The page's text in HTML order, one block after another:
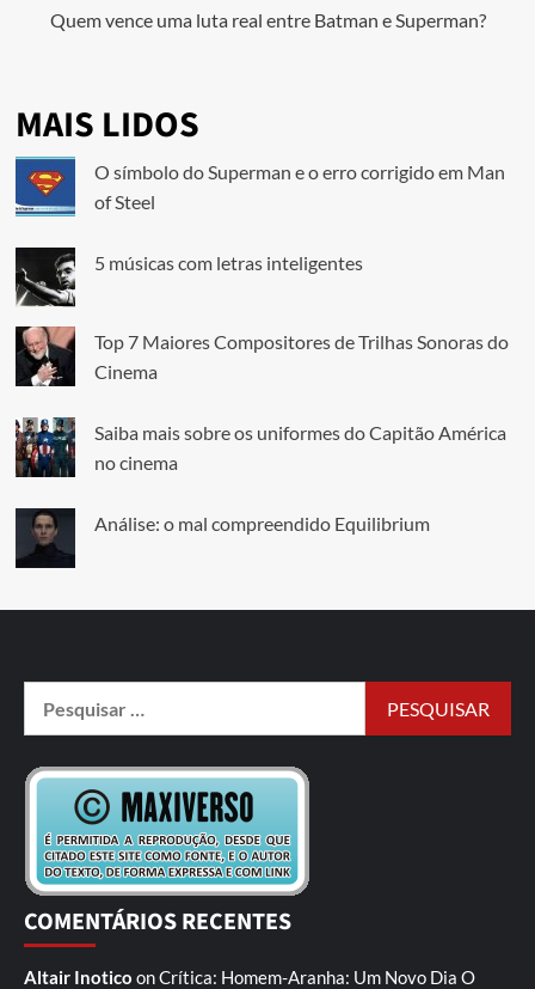
Quem vence uma luta real entre Batman e Superman?
MAIS LIDOS
O símbolo do Superman e o erro corrigido em Man
of Steel
5 músicas com letras inteligentes
Top 7 Maiores Compositores de Trilhas Sonoras do
Cinema
Saiba mais sobre os uniformes do Capitão América
no cinema
Análise: o mal compreendido Equilibrium
COMENTÁRIOS RECENTES
Altair Inotico onCrítica: Homem-Aranha: Um Novo Dia O